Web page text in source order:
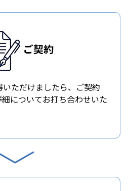
ご契約
ただけましたら、ご契約
についてお打ち合わせいた